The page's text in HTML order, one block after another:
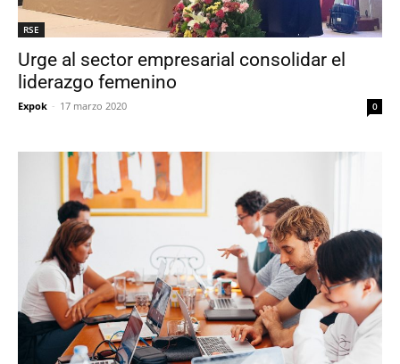
RSE
Urge al sector empresarial consolidar el
liderazgo femenino
Expok - 17 marzo 2020 0